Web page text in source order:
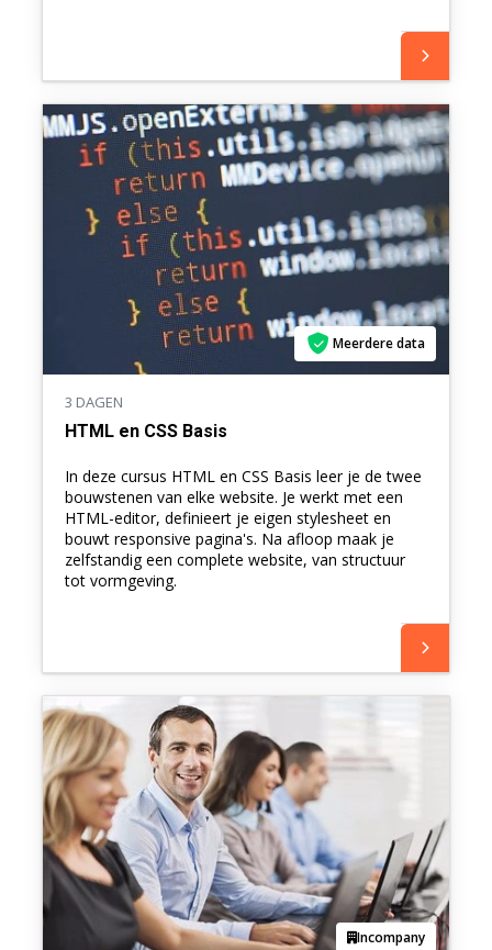
Meerdere data
3 DAGEN
HTML en CSS Basis
In deze cursus HTML en CSS Basis leer je de twee
bouwstenen van elke website. Je werkt met een
HTML-editor, definieert je eigen stylesheet en
bouwt responsive pagina's. Na afloop maak je
zelfstandig een complete website, van structuur
tot vormgeving.
Incompany